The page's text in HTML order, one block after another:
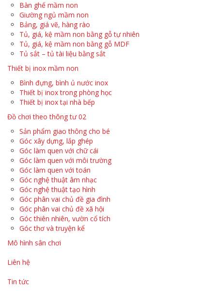
Bàn ghế mầm non
Giường ngủ mầm non
Bảng, giá vẽ, hàng rào
Tủ, giá, kệ mầm non bằng gỗ tự nhiên
Tủ, giá, kệ mầm non bằng gỗ MDF
Tủ sắt – tủ tài liệu bằng sắt
Thiết bị inox mầm non
Bình đựng, bình ủ nước inox
Thiết bị inox trong phòng học
Thiết bị inox tại nhà bếp
Đồ chơi theo thông tư 02
Sản phẩm giao thông cho bé
Góc xây dựng, lắp ghép
Góc làm quen với chữ cái
Góc làm quen với môi trường
Góc làm quen với toán
Góc nghệ thuật âm nhạc
Góc nghệ thuật tạo hình
Góc phân vai chủ đề gia đình
Góc phân vai chủ đề xã hội
Góc thiên nhiên, vườn cổ tích
Góc thơ và truyện kể
Mô hình sân chơi
Liên hệ
Tin tức